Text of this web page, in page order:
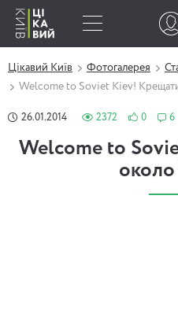
Цікавий Київ Фотогалерея
Welcome to Soviet Kiev!
26.01.2014 2372 0 6
Welcome to
около